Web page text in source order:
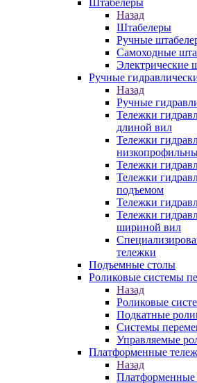
Штабелеры
Назад
Штабелеры
Ручные
Самоходные
Электрические
Ручные
Назад
Ручные
Тележки
длиной вил
Тележки
Тележки
Тележки
подъемом
Тележки
Тележки
шириной вил
тележки
Подъемные столы
Роликовые системы
Назад
Роликовые
Подкатные
Системы
Управляемые
Платформенные
Назад
Платформенные